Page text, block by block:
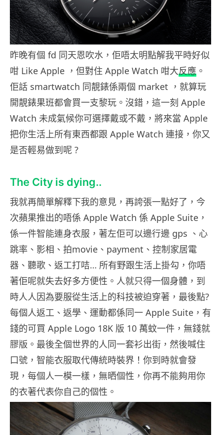
昨晚有個 fd 同天恩吹水，佢唔太明點解我平時好似
咁 Like Apple ，但對住 Apple Watch 咁大反應 。
佢話 smartwatch 同靚錶係兩個 market ，就算玩
開靚錶果班都會買一支黎玩。沒錯，這一刻 Apple
Watch 未成氣候你可選擇戴或不戴，將來當 Apple
把你生活上所有東西都跟 Apple Watch 連接，你又
是否輕易做到呢 ?
The City is dying..
我就再簡單解釋下我的意見，再誇張一點好了，今
次蘋果推出的唔係 Apple Watch 係 Apple Suite，
係一件智能連身衣服，著左佢可以邊行邊 gps 、心
跳率、影相、拍movie、payment、控制家居電
器、聽歌、返工打咭… 所有野跟生活上掛勾，你唔
著佢呢就失去好多方便性。人就只得一個身體，到
時人人因為要服從生活上的科技被迫穿著，最後點?
每個人返工、返學、運動都係同一 Apple Suite，有
錢的可買 Apple Logo 18K 版 10 萬蚊一件，無錢就
膠版。最後全個世界的人同一套衫出街，然後喊住
口號，智能衣服取代傳統時裝界！你到時就會發
現，每個人一模一樣，無晒個性，你再不能夠用你
的衣著代表你自己的個性。